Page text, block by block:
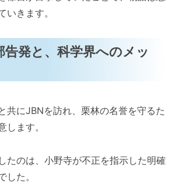
いきます。
告発と、科学界へのメッ
共にJBNを訪れ、栗林の名誉を守るた
します。
たのは、小野寺が不正を指示した明確
した。